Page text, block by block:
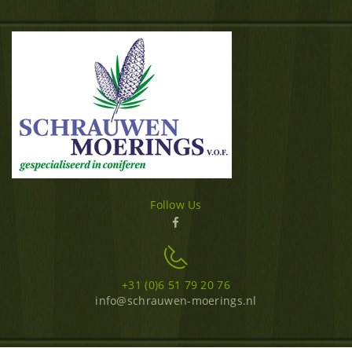
Follow Us
+31 (0)6 51 79 20 76
info@schrauwen-moerings.nl